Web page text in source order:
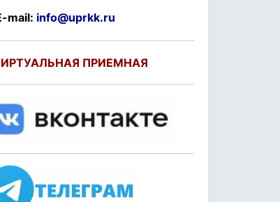
mail: info@uprkk.ru
ПРИЕМНАЯ